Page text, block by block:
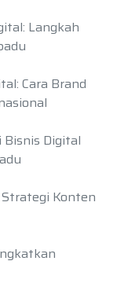
Langkah
Cara Brand
Digital
Konten